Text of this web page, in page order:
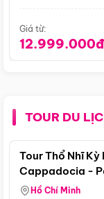
Giá từ:
12.999.000đ
TOUR DU
Tour Thổ Nhĩ
Cappadocia -
Hồ Chí Minh